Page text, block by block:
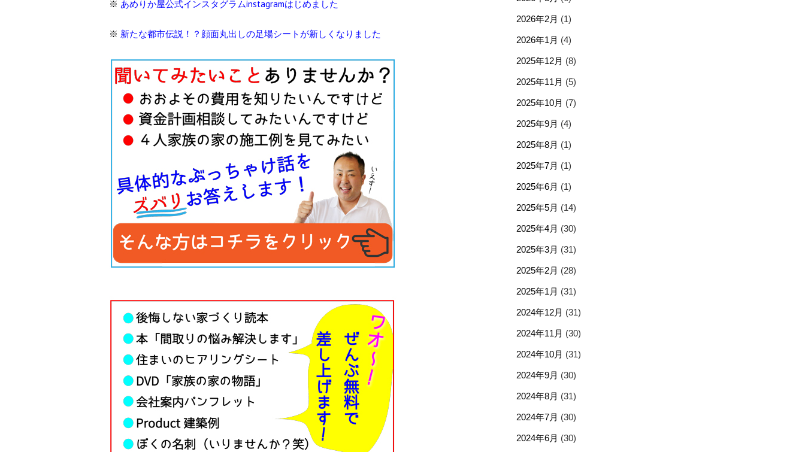
※ あめりか屋公式インスタグラムinstagramはじめました
※ 新たな都市伝説！？顔面丸出しの足場シートが新しくなりました
2026年2月 (1)
2026年1月 (4)
2025年12月 (8)
2025年11月 (5)
2025年10月 (7)
2025年9月 (4)
2025年8月 (1)
2025年7月 (1)
2025年6月 (1)
2025年5月 (14)
2025年4月 (30)
2025年3月 (31)
2025年2月 (28)
2025年1月 (31)
2024年12月 (31)
2024年11月 (30)
2024年10月 (31)
2024年9月 (30)
2024年8月 (31)
2024年7月 (30)
2024年6月 (30)